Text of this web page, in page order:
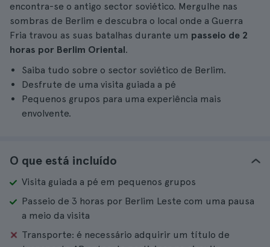
encontra-se o antigo sector soviético. Mergulhe nas
sombras de Berlim e descubra o local onde a Guerra
Fria travou as suas batalhas durante um passeio de 2
horas por Berlim Oriental.
Saiba tudo sobre o sector soviético de Berlim.
Desfrute de uma visita guiada a pé
Pequenos grupos para uma experiência mais
envolvente.
O que está incluído
Visita guiada a pé em pequenos grupos
Passeio de 3 horas por Berlim Leste com uma pausa
a meio da visita
Transporte: é necessário adquirir um título de